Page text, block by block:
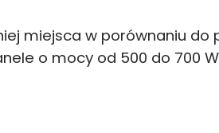
miejsca w porównaniu do
o mocy od 500 do 700